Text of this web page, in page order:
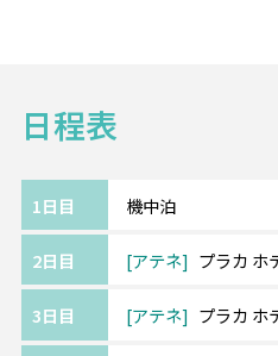
※航空会社の
《アテネ/
世界でもっ
世界遺産のパ
また、遺跡群
日程表
1日目 機中泊
2日目 アテネ プラカ ホ
3日目 アテネ プラカ ホ